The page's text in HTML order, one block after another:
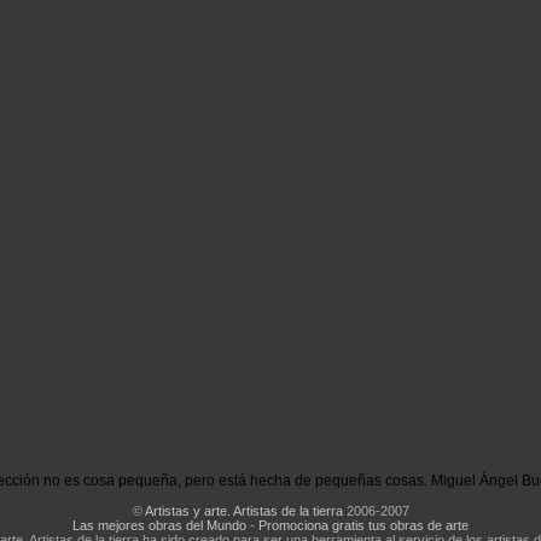
no es cosa pequeña, pero está hecha de pequeñas cosas. Miguel Ángel
©Artistas y arte. Artistas de la tierra2006-2007
Las mejores obras del Mundo - Promociona gratis tus obras de arte